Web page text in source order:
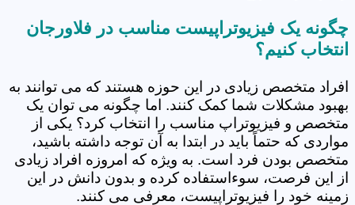
چگونه یک فیزیوتراپیست مناسب در فلاورجان
انتخاب کنیم؟
افراد متخصص زیادی در این حوزه هستند که می توانند به
بهبود مشکلات شما کمک کنند. اما چگونه می توان یک
متخصص و فیزیوتراپ مناسب را انتخاب کرد؟ یکی از
مواردی که حتماً باید در ابتدا به آن توجه داشته باشید،
متخصص بودن فرد است. به ویژه که امروزه افراد زیادی
از این فرصت، سوءاستفاده کرده و بدون دانش در این
زمینه خود را فیزیوتراپیست، معرفی می کنند.